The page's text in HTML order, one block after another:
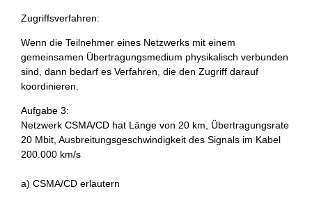
Zugriffsverfahren:
Wenn die Teilnehmer eines Netzwerks mit einem
gemeinsamen Übertragungsmedium physikalisch verbunden
sind, dann bedarf es Verfahren, die den Zugriff darauf
koordinieren.
Aufgabe 3:
Netzwerk CSMA/CD hat Länge von 20 km, Übertragungsrate
20 Mbit, Ausbreitungsgeschwindigkeit des Signals im Kabel
200.000 km/s
a) CSMA/CD erläutern